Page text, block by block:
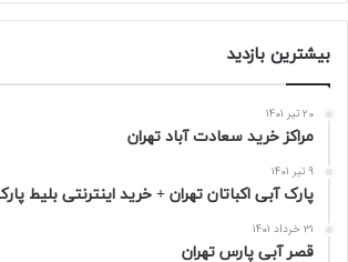
بیشترین بازدید
20 تیر 1401
مراکز خرید سعادت‌ آباد تهران
9 تیر 1401
پارک آبی اکباتان تهران + خرید اینترنتی بلیط
31 خرداد 1401
قصر آبی پارس تهران